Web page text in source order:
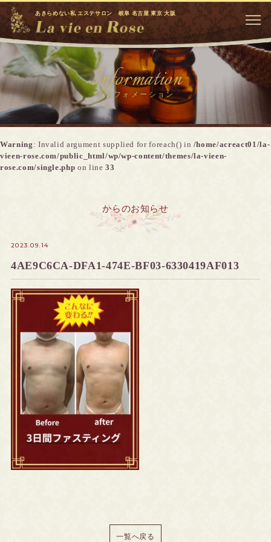
あきらめない私 エステサロン 岐阜 名古屋 東京 大阪
Information
インフォメーション
Warning : Invalid argument supplied for foreach() in /home/acreact01/la-
vieen-rose.com/public_html/wp/wp-content/themes/la-vieen-
rose.com/single.php on line33
からのお知らせ
2023.09.14
4AE9C6CA-DFA1-474E-BF03-6330419AF013
一覧へ戻る